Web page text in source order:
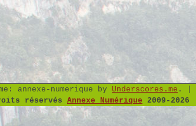
annexe-numerique by Underscores.me .
réservés Annexe Numérique 2009-2026